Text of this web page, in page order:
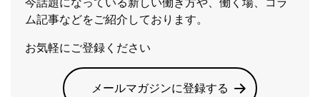
ム記事などをご紹介しております。
お気軽にご登録ください
メールマガジンに登録する